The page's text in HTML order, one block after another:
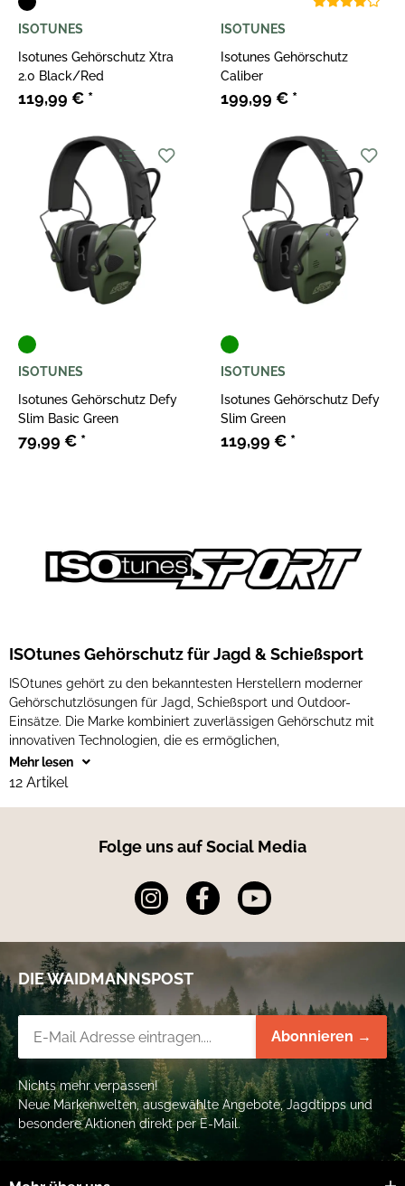
ISOTUNES
Isotunes Gehörschutz Xtra
2.0 Black/Red
119,99 € *
ISOTUNES
Isotunes Gehörschutz
Caliber
199,99 € *
ISOTUNES
Isotunes Gehörschutz Defy
Slim Basic Green
79,99 € *
ISOTUNES
Isotunes Gehörschutz Defy
Slim Green
119,99 € *
ISOtunes Gehörschutz für Jagd & Schießsport
ISOtunes gehört zu den bekanntesten Herstellern moderner
Gehörschutzlösungen für Jagd, Schießsport und Outdoor-
Einsätze. Die Marke kombiniert zuverlässigen Gehörschutz mit
innovativen Technologien, die es ermöglichen,
Mehr lesen
12 Artikel
Folge uns auf Social Media
DIE WAIDMANNSPOST
Abonnieren →
Nichts mehr verpassen!
Neue Markenwelten, ausgewählte Angebote, Jagdtipps und
besondere Aktionen direkt per E-Mail.